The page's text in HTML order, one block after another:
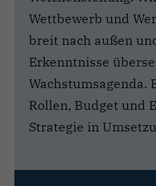
Wettbewerb und
breit nach außen
Erkenntnisse
Wachstumsagenda.
Rollen, Budget und
Strategie in